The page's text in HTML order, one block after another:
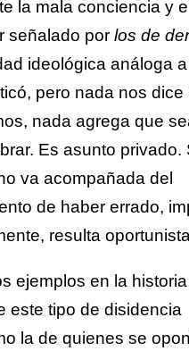
la mala conciencia y el
señalado por los de
ideológica análoga
pero nada nos dice
nada agrega que
Es asunto privado.
va acompañada del
de haber errado,
resulta
ejemplos en la
este tipo de disidencia
la de quienes se